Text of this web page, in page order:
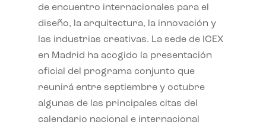
de encuentro internacionales para el
diseño, la arquitectura, la innovación y
las industrias creativas. La sede de ICEX
en Madrid ha acogido la presentación
oficial del programa conjunto que
reunirá entre septiembre y octubre
algunas de las principales citas del
calendario nacional e internacional